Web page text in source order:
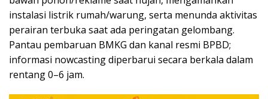
instalasi listrik rumah/warung, serta menunda aktivitas
perairan terbuka saat ada peringatan gelombang.
Pantau pembaruan BMKG dan kanal resmi BPBD;
informasi nowcasting diperbarui secara berkala dalam
rentang 0–6 jam.